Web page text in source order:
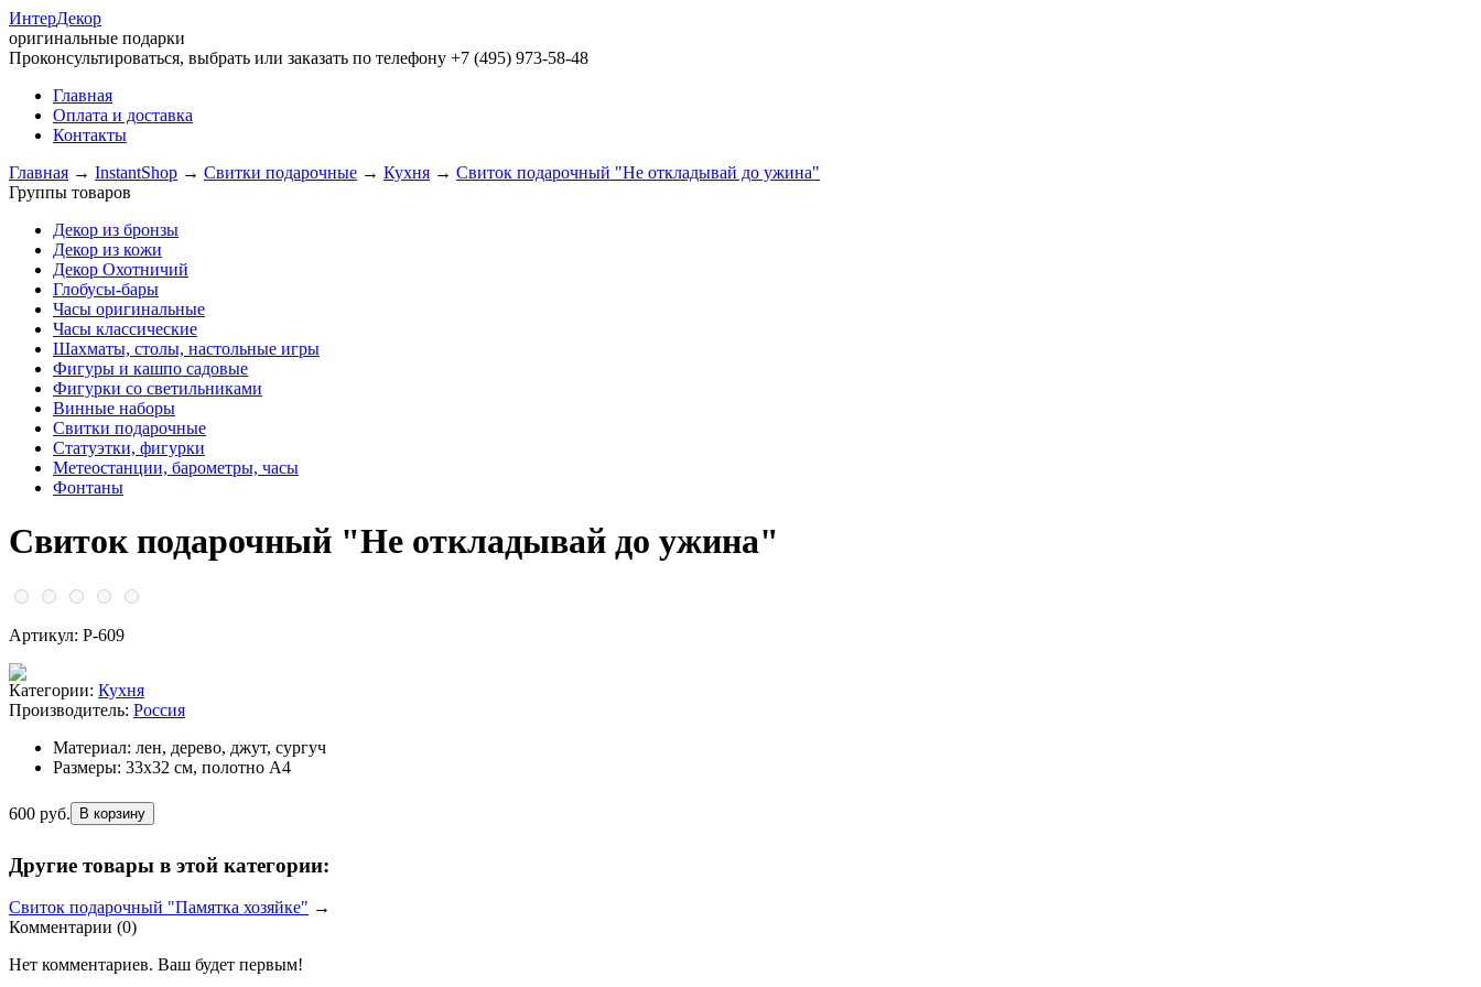
ИнтерДекор
оригинальные подарки
Проконсультироваться, выбрать или заказать по телефону +7 (495) 973-58-48
Главная
Оплата и доставка
Контакты
Главная → InstantShop → Свитки подарочные → Кухня → Свиток подарочный "Не откладывай до ужина"
Группы товаров
Декор из бронзы
Декор из кожи
Декор Охотничий
Глобусы-бары
Часы оригинальные
Часы классические
Шахматы, столы, настольные игры
Фигуры и кашпо садовые
Фигурки со светильниками
Винные наборы
Свитки подарочные
Статуэтки, фигурки
Метеостанции, барометры, часы
Фонтаны
Свиток подарочный "Не откладывай до ужина"
Артикул: Р-609
Категории: Кухня
Производитель: Россия
Материал: лен, дерево, джут, сургуч
Размеры: 33х32 см, полотно А4
600 руб.
Другие товары в этой категории:
Свиток подарочный "Памятка хозяйке" →
Комментарии (0)
Нет комментариев. Ваш будет первым!